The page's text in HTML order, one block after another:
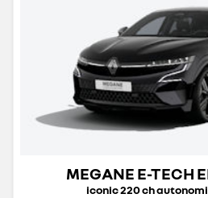
MEGANE E-TECH
iconic 220 ch